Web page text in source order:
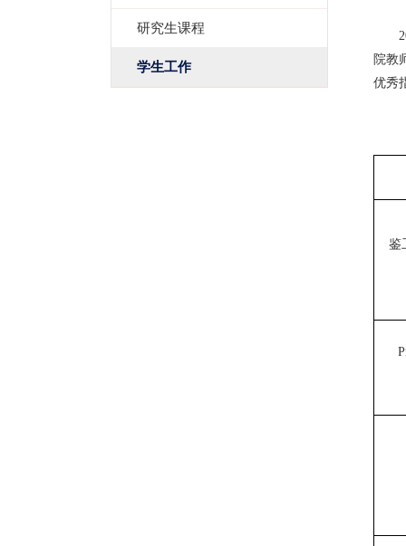
研究生课程
学生工作
院教
优秀
鉴